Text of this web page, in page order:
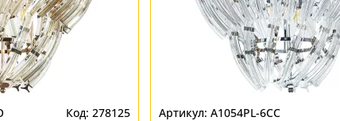
278125 A1054PL-6CC